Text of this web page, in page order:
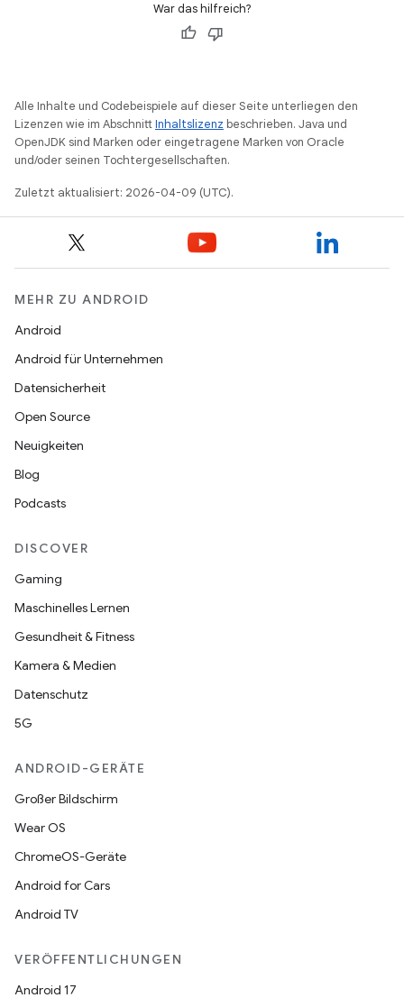
War das hilfreich?
Alle Inhalte und Codebeispiele auf dieser Seite unterliegen den
Lizenzen wie im AbschnittInhaltslizenz beschrieben. Java und
OpenJDK sind Marken oder eingetragene Marken von Oracle
und/oder seinen Tochtergesellschaften.
Zuletzt aktualisiert: 2026-04-09 (UTC).
MEHR ZU ANDROID
Android
Android für Unternehmen
Datensicherheit
Open Source
Neuigkeiten
Blog
Podcasts
DISCOVER
Gaming
Maschinelles Lernen
Gesundheit & Fitness
Kamera & Medien
Datenschutz
5G
ANDROID-GERÄTE
Großer Bildschirm
Wear OS
ChromeOS-Geräte
Android for Cars
Android TV
VERÖFFENTLICHUNGEN
Android 17